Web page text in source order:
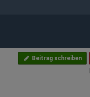
Beitrag schreiben